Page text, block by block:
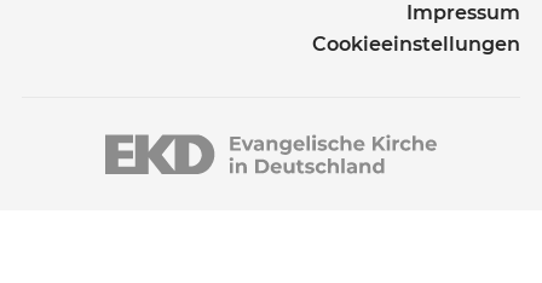
Impressum
Cookieeinstellungen